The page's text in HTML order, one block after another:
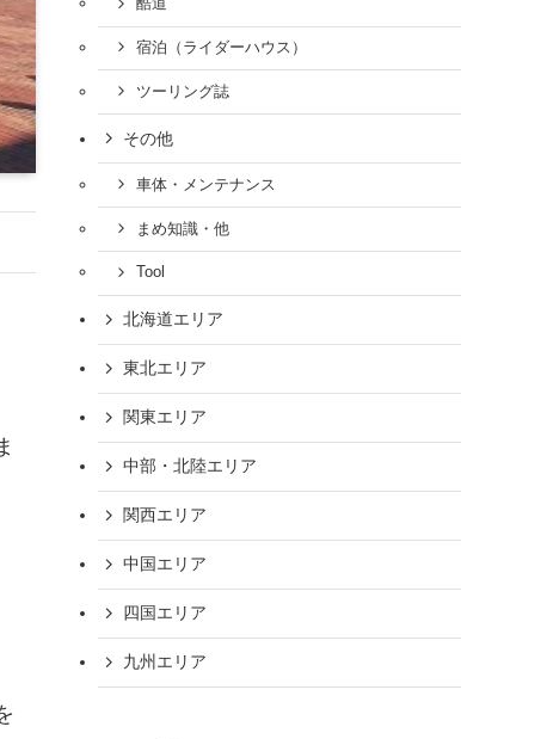
酷道
宿泊（ライダーハウス）
ツーリング誌
その他
車体・メンテナンス
まめ知識・他
Tool
北海道エリア
東北エリア
関東エリア
中部・北陸エリア
関西エリア
中国エリア
四国エリア
九州エリア